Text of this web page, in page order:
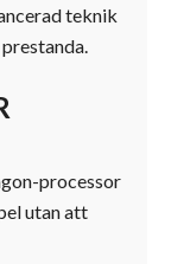
teknik
processor
utan att